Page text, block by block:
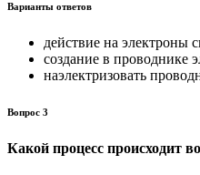
Варианты ответов
действие на
создание в проводнике
наэлектризовать
Вопрос 3
Какой процесс происходит